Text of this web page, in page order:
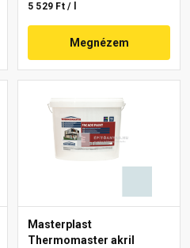
5 529 Ft / l
Megnézem
Masterplast
Thermomaster akril